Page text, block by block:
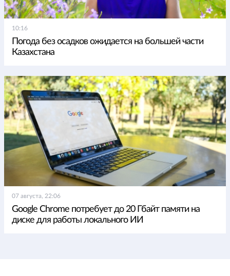
10:16
Погода без осадков ожидается на большей части
Казахстана
07 августа, 22:06
Google Chrome потребует до 20 Гбайт памяти на
диске для работы локального ИИ